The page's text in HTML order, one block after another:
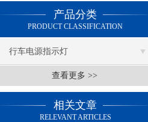
产品分类
PRODUCT CLASSIFICATION
行车电源指示灯
查看更多 >>
相关文章
RELEVANT ARTICLES